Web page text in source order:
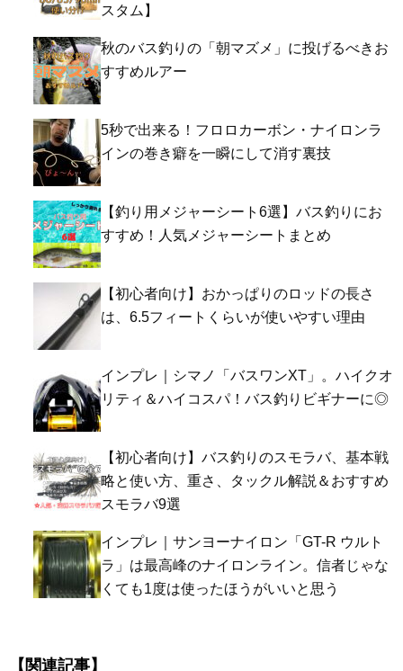
スタム】
秋のバス釣りの「朝マズメ」に投げるべきお
すすめルアー
5秒で出来る！フロロカーボン・ナイロンラ
インの巻き癖を一瞬にして消す裏技
【釣り用メジャーシート6選】バス釣りにお
すすめ！人気メジャーシートまとめ
【初心者向け】おかっぱりのロッドの長さ
は、6.5フィートくらいが使いやすい理由
インプレ｜シマノ「バスワンXT」。ハイクオ
リティ＆ハイコスパ！バス釣りビギナーに◎
【初心者向け】バス釣りのスモラバ、基本戦
略と使い方、重さ、タックル解説＆おすすめ
スモラバ9選
インプレ｜サンヨーナイロン「GT-R ウルト
ラ」は最高峰のナイロンライン。信者じゃな
くても1度は使ったほうがいいと思う
【関連記事】